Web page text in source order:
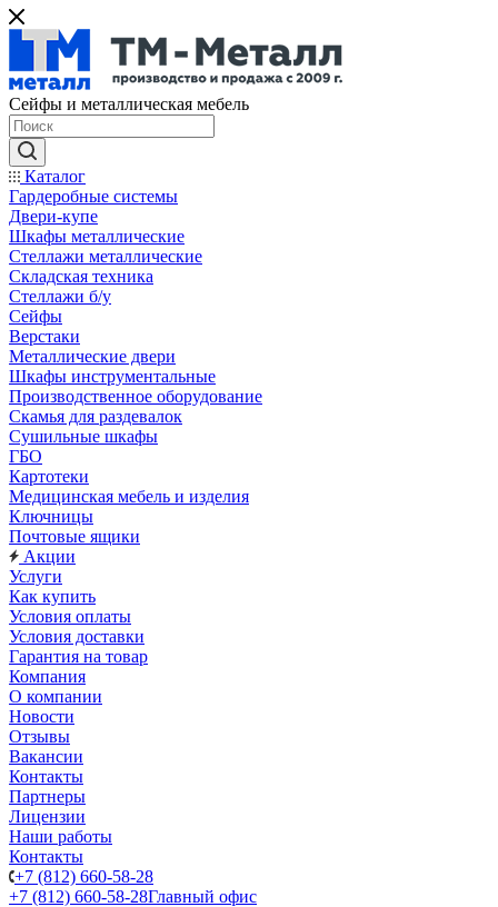
Сейфы и металлическая мебель
Каталог
Гардеробные системы
Двери-купе
Шкафы металлические
Стеллажи металлические
Складская техника
Стеллажи б/у
Сейфы
Верстаки
Металлические двери
Шкафы инструментальные
Производственное оборудование
Скамья для раздевалок
Сушильные шкафы
ГБО
Картотеки
Медицинская мебель и изделия
Ключницы
Почтовые ящики
Акции
Услуги
Как купить
Условия оплаты
Условия доставки
Гарантия на товар
Компания
О компании
Новости
Отзывы
Вакансии
Контакты
Партнеры
Лицензии
Наши работы
Контакты
+7 (812) 660-58-28
+7 (812) 660-58-28Главный офис